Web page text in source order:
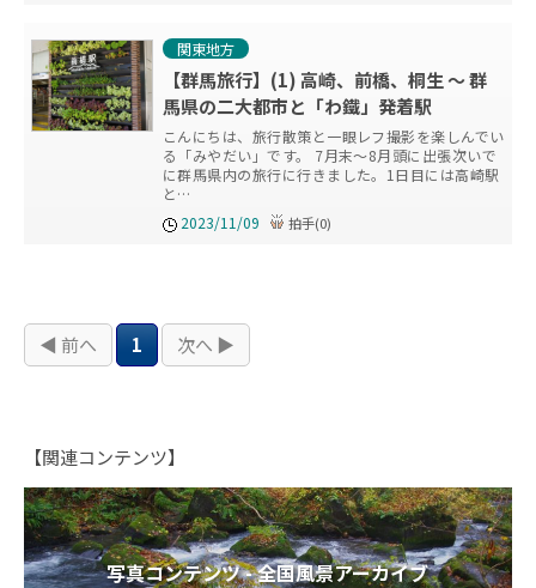
関東地方
【群馬旅行】(1) 高崎、前橋、桐生 ～ 群
馬県の二大都市と「わ鐵」発着駅
こんにちは、旅行散策と一眼レフ撮影を楽しんでい
る「みやだい」です。 7月末～8月頭に出張次いで
に群馬県内の旅行に行きました。1日目には高崎駅
と…
2023/11/09
拍手(0)
◀ 前へ 1 次へ ▶
【関連コンテンツ】
写真コンテンツ - 全国風景アーカイブ